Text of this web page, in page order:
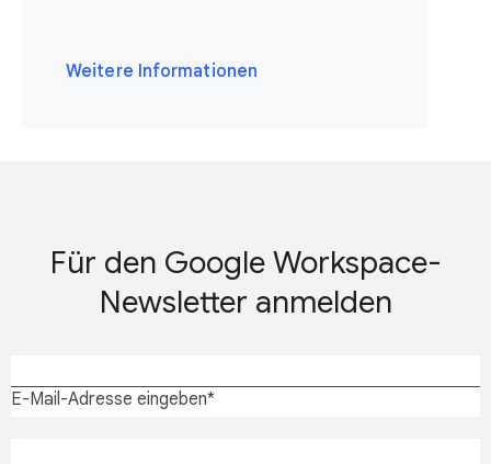
Weitere Informationen
Für den Google Workspace-
Newsletter anmelden
E-Mail-Adresse eingeben